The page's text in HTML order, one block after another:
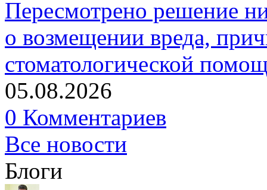
Пересмотрено решение
о возмещении вреда,
стоматологической
05.08.2026
0 Комментариев
Все новости
Блоги